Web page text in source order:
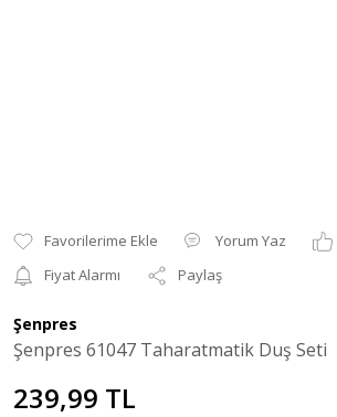
Yorum Yaz
Fiyat Alarmı
Paylaş
Şenpres
Şenpres 61047 Taharatmatik Duş Seti
239,99 TL